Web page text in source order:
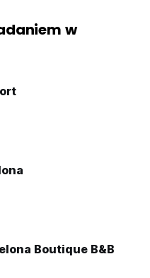
w
Boutique B&B